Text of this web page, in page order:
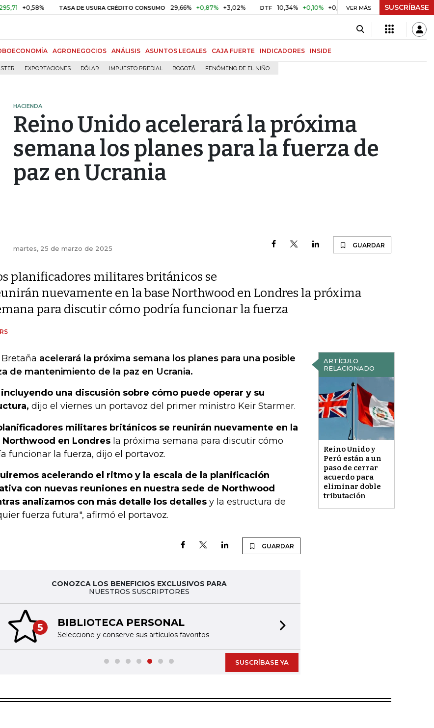
+0,58% TASA DE USURA CRÉDITO CONSUMO 29,66% +0,87% +3,02% DTF 10,34% +0,10% +0,98% UVR $ 416,81 +$ 0,05 +0,01%
VER MÁS SUSCRÍBASE
AGRONEGOCIOS ANÁLISIS ASUNTOS LEGALES CAJA FUERTE INDICADORES INSIDE
EXPORTACIONES DÓLAR IMPUESTO PREDIAL BOGOTÁ FENÓMENO DE EL NIÑO
HACIENDA
Reino Unido acelerará la próxima
semana los planes para la fuerza de
paz en Ucrania
martes, 25 de marzo de 2025 GUARDAR
planificadores militares británicos se
nuevamente en la base Northwood en Londres la próxima
para discutir cómo podría funcionar la fuerza
ARTÍCULO
RELACIONADO
Reino Unido y
Perú están a un
paso de cerrar
acuerdo para
eliminar doble
tributación
acelerará la próxima semana los planes para una posible
de mantenimiento de la paz en Ucrania.
una discusión sobre cómo puede operar y su
dijo el viernes un portavoz del primer ministro Keir Starmer.
militares británicos se reunirán nuevamente en la
Northwood en Londres la próxima semana para discutir cómo
funcionar la fuerza, dijo el portavoz.
acelerando el ritmo y la escala de la planificación
con nuevas reuniones en nuestra sede de Northwood
analizamos con más detalle los detalles y la estructura de
fuerza futura", afirmó el portavoz.
GUARDAR
CONOZCA LOS BENEFICIOS EXCLUSIVOS PARA
NUESTROS SUSCRIPTORES
5 BIBLIOTECA PERSONAL
Seleccione y conserve sus artículos favoritos
slide
SUSCRÍBASE YA